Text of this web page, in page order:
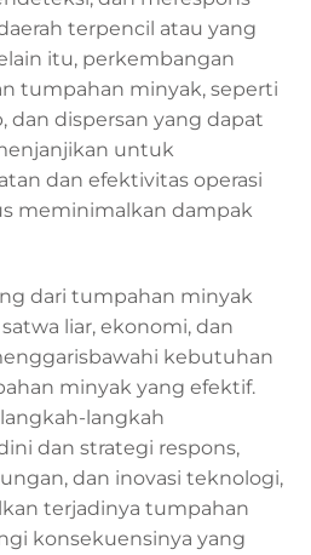
terpencil atau yang
itu, perkembangan
tumpahan minyak, seperti
dan dispersan yang dapat
untuk
dan efektivitas operasi
meminimalkan dampak
dari tumpahan minyak
liar, ekonomi, dan
kebutuhan
minyak yang efektif.
langkah
dan strategi respons,
dan inovasi teknologi,
terjadinya tumpahan
konsekuensinya yang